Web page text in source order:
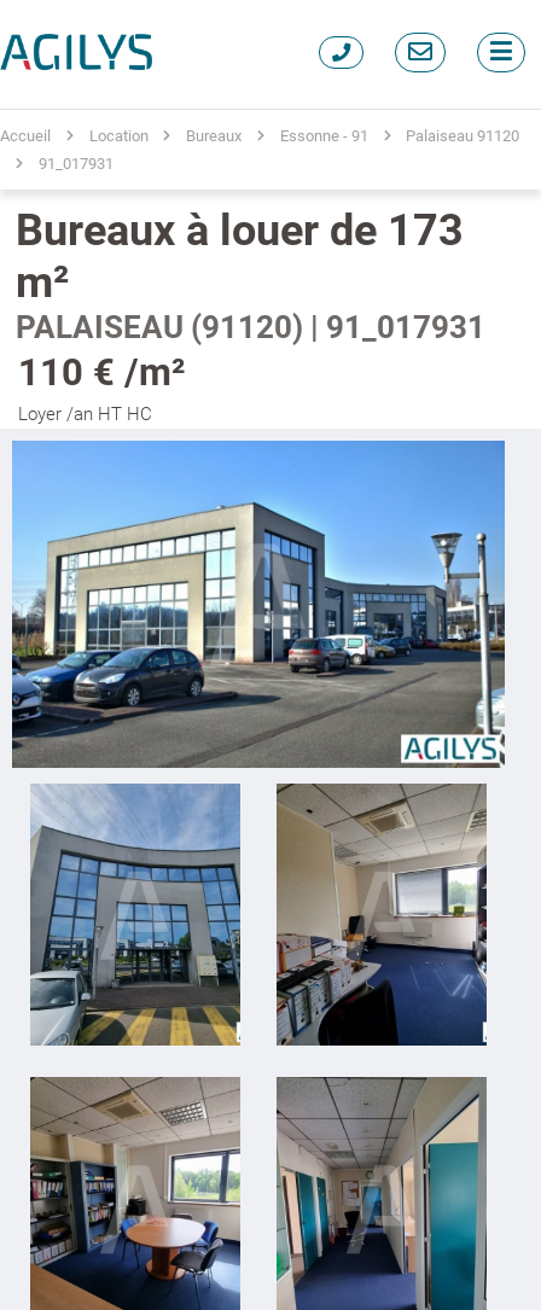
Accueil Location Bureaux Essonne - 91
Palaiseau 91120
91_017931
Bureaux à louer de 173
m²
PALAISEAU (91120) | 91_017931
110 € /m²
Loyer /an HT HC